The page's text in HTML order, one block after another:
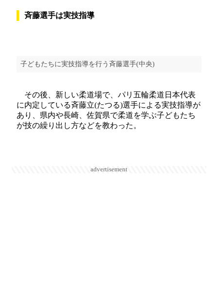
斉藤選手は実技指導
子どもたちに実技指導を行う斉藤選手(中央)
その後、新しい柔道場で、パリ五輪柔道日本代表
に内定している斉藤立(たつる)選手による実技指導が
あり、県内や長崎、佐賀県で柔道を学ぶ子どもたち
が技の繰り出し方などを教わった。
advertisement